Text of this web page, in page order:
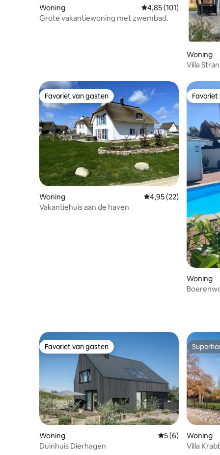
Woning Gemiddelde
4,85 (101)
Grote vakantiewoning met zwembad.
Woning
Villa
Favoriet van gasten
Favoriet van gasten
Woning Gemiddelde
4,95 (22)
Vakantiehuis aan de haven
Woning
Favoriet van gasten
Favoriet van gasten
Woning Gemiddelde
5 (6)
Duinhuis Dierhagen
Woning
Villa